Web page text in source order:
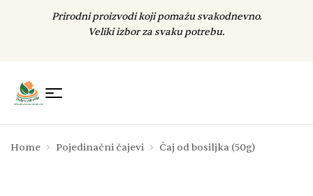
Prirodni proizvodi koji pomažu svakodnevno.
Veliki izbor za svaku potrebu.
Home Pojedinačni čajevi Čaj od bosiljka (50g)